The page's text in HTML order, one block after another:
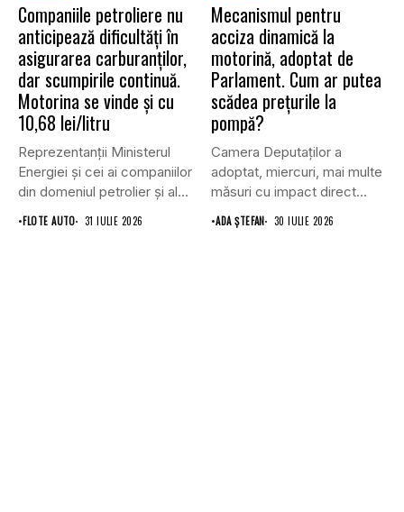
Companiile petroliere nu
anticipează dificultăți în
asigurarea carburanților,
dar scumpirile continuă.
Motorina se vinde și cu
10,68 lei/litru
Reprezentanții Ministerul
Energiei și cei ai companiilor
din domeniul petrolier și al...
•FLOTE AUTO 31 IULIE 2026
Mecanismul pentru
acciza dinamică la
motorină, adoptat de
Parlament. Cum ar putea
scădea prețurile la
pompă?
Camera Deputaților a
adoptat, miercuri, mai multe
măsuri cu impact direct
asupra...
•ADA ȘTEFAN 30 IULIE 2026